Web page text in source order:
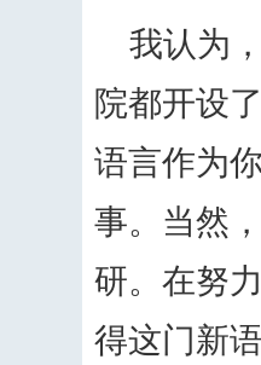
我认为
院都开设
语言作为
事。当然
研。在努
得这门新